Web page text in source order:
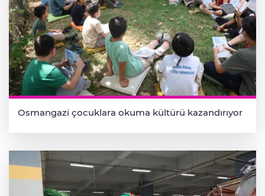
Osmangazi çocuklara okuma kültürü kazandırıyor